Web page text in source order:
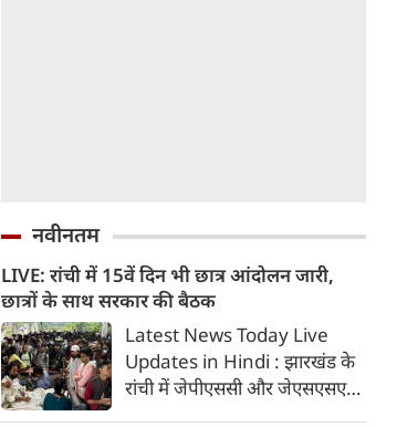
नवीनतम
LIVE: रांची में 15वें दिन भी छात्र आंदोलन जारी,
छात्रों के साथ सरकार की बैठक
Latest News Today Live
Updates in Hindi : झारखंड के
रांची में जेपीएससी और जेएसएसएसी